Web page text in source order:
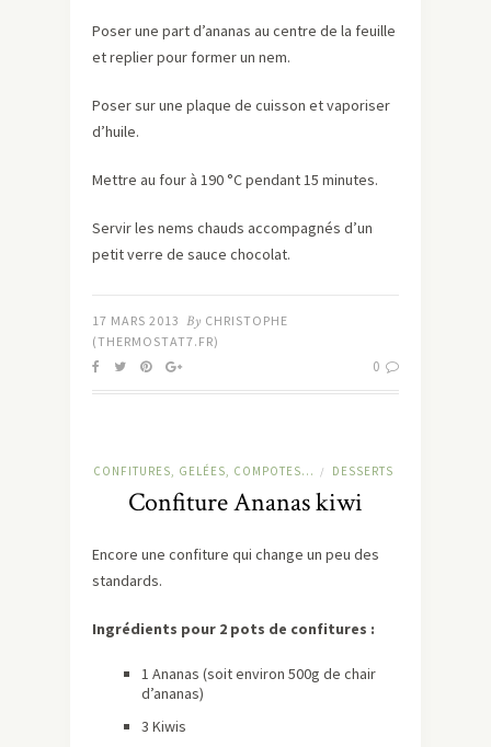
Poser une part d’ananas au centre de la feuille
et replier pour former un nem.
Poser sur une plaque de cuisson et vaporiser
d’huile.
Mettre au four à 190 °C pendant 15 minutes.
Servir les nems chauds accompagnés d’un
petit verre de sauce chocolat.
17 MARS 2013 By CHRISTOPHE
(THERMOSTAT7.FR)
0
CONFITURES, GELÉES, COMPOTES... / DESSERTS
Confiture Ananas kiwi
Encore une confiture qui change un peu des
standards.
Ingrédients pour 2 pots de confitures :
1 Ananas (soit environ 500g de chair
d’ananas)
3 Kiwis